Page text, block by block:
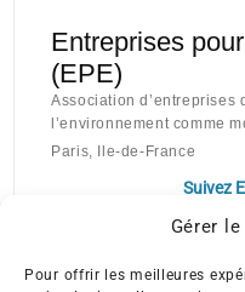
Gérer
Pour offrir les meilleures
Entreprises
(EPE)
Association d’entreprises
l’environnement comme
Paris, Ile-de-France
Suivez